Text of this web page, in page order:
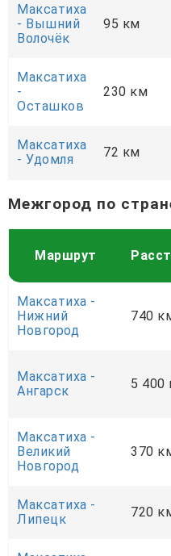
Максатиха
- Вышний
Волочёк
95 км
Максатиха
-
Осташков
230 км
Максатиха
- Удомля
72 км
Межгород по
Маршрут
Максатиха -
Нижний
Новгород
740
Максатиха -
Ангарск
5 400
Максатиха -
Великий
Новгород
370
Максатиха -
Липецк
720